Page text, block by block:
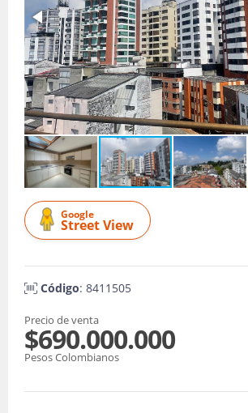
Google
Street View
Código: 8411505
Precio de venta
$690.000.000
Pesos Colombianos